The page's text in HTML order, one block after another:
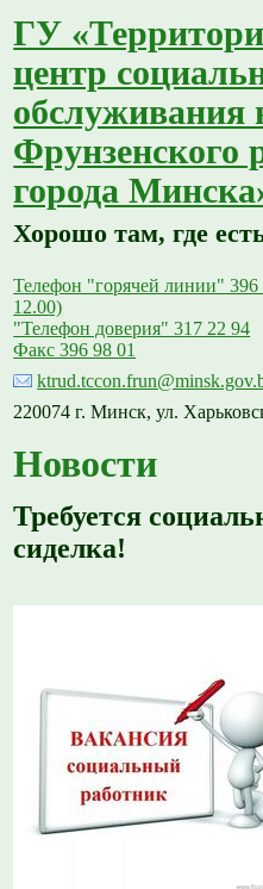
ГУ
центр
обслуживания
Фрунзенского
города
Хорошо там, где
Телефон "горячей линии" 396
12.00)
"Телефон доверия" 317 22 94
Факс 396 98 01
220074 г. Минск, ул.
Новости
Требуется
сиделка!